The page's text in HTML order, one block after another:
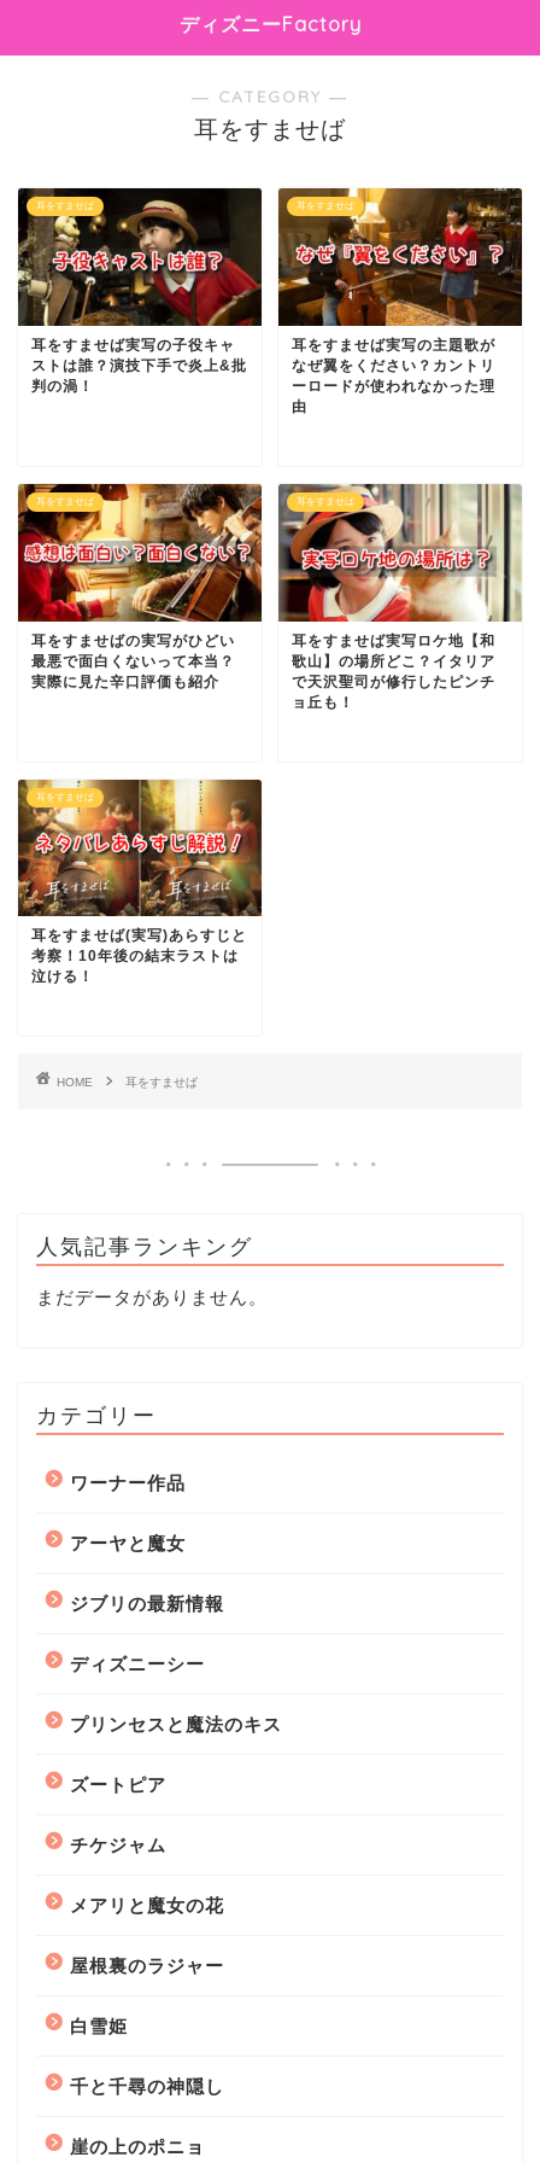
ディズニーFactory
― CATEGORY ―
耳をすませば
耳をすませば
耳をすませば実写の子役キャ
ストは誰？演技下手で炎上&批
判の渦！
耳をすませば
耳をすませば実写の主題歌が
なぜ翼をください？カントリ
ーロードが使われなかった理
由
耳をすませば
耳をすませばの実写がひどい
最悪で面白くないって本当？
実際に見た辛口評価も紹介
耳をすませば
耳をすませば実写ロケ地【和
歌山】の場所どこ？イタリア
で天沢聖司が修行したピンチ
ョ丘も！
耳をすませば
耳をすませば(実写)あらすじと
考察！10年後の結末ラストは
泣ける！
HOME 耳をすませば
人気記事ランキング
まだデータがありません。
カテゴリー
ワーナー作品
アーヤと魔女
ジブリの最新情報
ディズニーシー
プリンセスと魔法のキス
ズートピア
チケジャム
メアリと魔女の花
屋根裏のラジャー
白雪姫
千と千尋の神隠し
崖の上のポニョ